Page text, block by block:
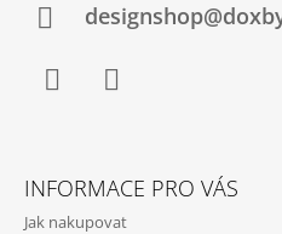
INFORMACE PRO VÁS
Jak nakupovat